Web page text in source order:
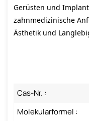
Gerüsten und
zahnmedizinische
Ästhetik und
Cas-Nr. :
Molekularformel :